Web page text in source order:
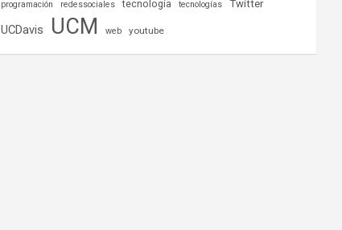
programación
redessociales tecnología tecnologías Twitter
UCDavis UCM web youtube